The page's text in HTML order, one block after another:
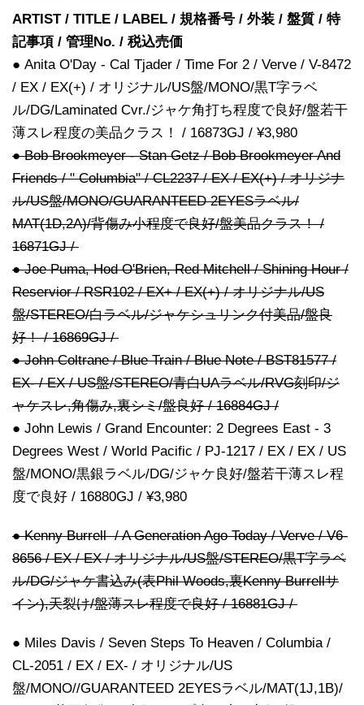
ARTIST / TITLE / LABEL / 規格番号 / 外装 / 盤質 / 特
記事項 / 管理No. / 税込売価
● Anita O'Day - Cal Tjader / Time For 2 / Verve / V-8472
/ EX / EX(+) / オリジナル/US盤/MONO/黒T字ラベ
ル/DG/Laminated Cvr./ジャケ角打ち程度で良好/盤若干
薄スレ程度の美品クラス！ / 16873GJ / ¥3,980
● Bob Brookmeyer - Stan Getz / Bob Brookmeyer And
Friends / " Columbia" / CL2237 / EX / EX(+) / オリジナ
ル/US盤/MONO/GUARANTEED 2EYESラベル/
MAT(1D,2A)/背傷み小程度で良好/盤美品クラス！ /
16871GJ /
● Joe Puma, Hod O'Brien, Red Mitchell / Shining Hour /
Reservior / RSR102 / EX+ / EX(+) / オリジナル/US
盤/STEREO/白ラベル/ジャケシュリンク付美品/盤良
好！ / 16869GJ /
● John Coltrane / Blue Train / Blue Note / BST81577 /
EX- / EX / US盤/STEREO/青白UAラベル/RVG刻印/ジ
ャケスレ,角傷み,裏シミ/盤良好 / 16884GJ /
● John Lewis / Grand Encounter: 2 Degrees East - 3
Degrees West / World Pacific / PJ-1217 / EX / EX / US
盤/MONO/黒銀ラベル/DG/ジャケ良好/盤若干薄スレ程
度で良好 / 16880GJ / ¥3,980
● Kenny Burrell / A Generation Ago Today / Verve / V6-
8656 / EX / EX / オリジナル/US盤/STEREO/黒T字ラベ
ル/DG/ジャケ書込み(表Phil Woods,裏Kenny Burrellサ
イン),天裂け/盤薄スレ程度で良好 / 16881GJ /
● Miles Davis / Seven Steps To Heaven / Columbia /
CL-2051 / EX / EX- / オリジナル/US
盤/MONO//GUARANTEED 2EYESラベル/MAT(1J,1B)/